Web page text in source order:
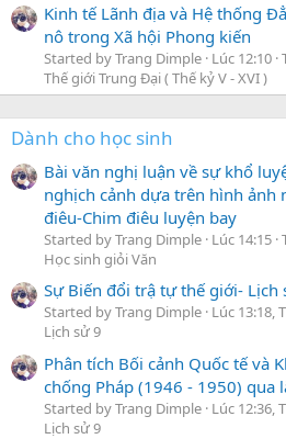
Kinh tế Lãnh địa và Hệ thống
nô trong Xã hội Phong kiến
Started by Trang Dimple Lúc 12:10
Thế giới Trung Đại ( Thế kỷ V - XVI )
Dành cho học sinh
Bài văn nghị luận về sự khổ
nghịch cảnh dựa trên hình ảnh
điêu-Chim điêu luyện bay
Started by Trang Dimple Lúc 14:15
Học sinh giỏi Văn
Sự Biến đổi trậ tự thế giới- Lịch
Started by Trang Dimple Lúc 13:18,
Lịch sử 9
Phân tích Bối cảnh Quốc tế và
chống Pháp (1946 - 1950) qua
Started by Trang Dimple Lúc 12:36,
Lịch sử 9